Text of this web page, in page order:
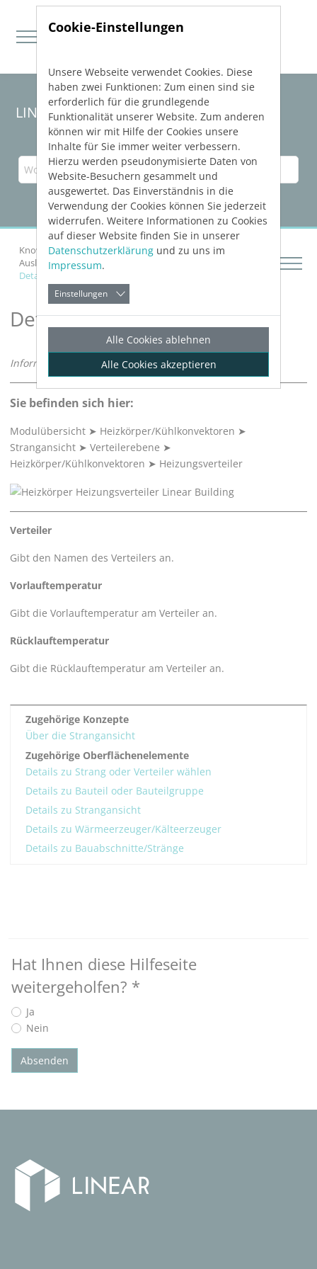
Direkt zur Hauptnavigation springen
Direkt zum Inhalt springen
LINEAR Solutions 24 für Revit
Knowledge Base Revit
Bauteile auslegen
Auslegung von Heizkörpern
Details zu Heizungsverteiler
Details zu Heizungsverteiler
Informationen zum BereichHeizungsverteiler
Sie befinden sich hier:
Modulübersicht ➤ Heizkörper/Kühlkonvektoren ➤
Strangansicht ➤ Verteilerebene ➤
Heizkörper/Kühlkonvektoren ➤ Heizungsverteiler
Verteiler
Gibt den Namen des Verteilers an.
Vorlauftemperatur
Gibt die Vorlauftemperatur am Verteiler an.
Rücklauftemperatur
Gibt die Rücklauftemperatur am Verteiler an.
Zugehörige Konzepte
Über die Strangansicht
Zugehörige Oberflächenelemente
Details zu Strang oder Verteiler wählen
Details zu Bauteil oder Bauteilgruppe
Details zu Strangansicht
Details zu Wärmeerzeuger/Kälteerzeuger
Details zu Bauabschnitte/Stränge
Hat Ihnen diese Hilfeseite
weitergeholfen? *
Ja
Nein
Absenden
Cookie-Einstellungen
Unsere Webseite verwendet Cookies. Diese
haben zwei Funktionen: Zum einen sind sie
erforderlich für die grundlegende
Funktionalität unserer Website. Zum anderen
können wir mit Hilfe der Cookies unsere
Inhalte für Sie immer weiter verbessern.
Hierzu werden pseudonymisierte Daten von
Website-Besuchern gesammelt und
ausgewertet. Das Einverständnis in die
Verwendung der Cookies können Sie jederzeit
widerrufen. Weitere Informationen zu Cookies
auf dieser Website finden Sie in unserer
Datenschutzerklärung und zu uns im
Impressum.
Einstellungen
Alle Cookies ablehnen
Alle Cookies akzeptieren